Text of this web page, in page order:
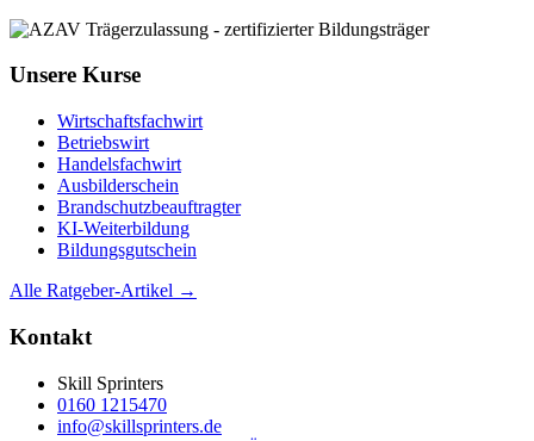
Unsere Kurse
Wirtschaftsfachwirt
Betriebswirt
Handelsfachwirt
Ausbilderschein
Brandschutzbeauftragter
KI-Weiterbildung
Bildungsgutschein
Alle Ratgeber-Artikel →
Kontakt
Skill Sprinters
0160 1215470
info@skillsprinters.de